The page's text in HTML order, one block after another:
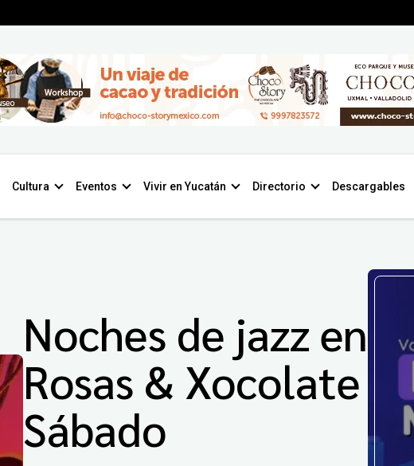
Cultura Eventos Vivir en Yucatán Directorio Descargables
Noches de jazz en
Rosas & Xocolate
Sábado